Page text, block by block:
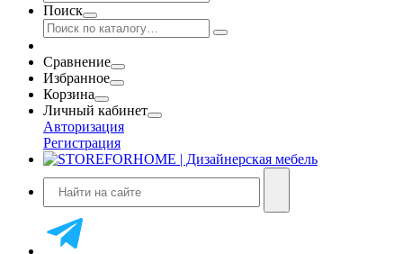
Поиск
Сравнение
Избранное
Корзина
Личный кабинет
Авторизация
Регистрация